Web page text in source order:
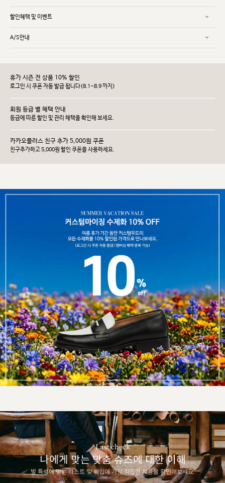
할인혜택 및 이벤트
A/S안내
휴가 시즌 전 상품 10% 할인
로그인 시 쿠폰 자동 발급 됩니다(8.1~8.9 까지)
회원 등급 별 혜택 안내
등급에 따른 할인 및 관리 헤택을 확인해 보세요.
카카오플러스 친구 추가 5,000원 쿠폰
친구추가하고 5,000원 할인 쿠폰을 사용하세요.
Last check
나에게 맞는 맞춤 슈즈에 대한 이해
발 특성에 맞는 라스트 및 쉐입에 가장 적합한 제품을 확인해보세요.